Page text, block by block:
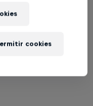
cookies